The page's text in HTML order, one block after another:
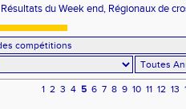
Résultats du Week end, Régionaux de
1 2 3 4 5 6 7 8 9 10 11 12 13